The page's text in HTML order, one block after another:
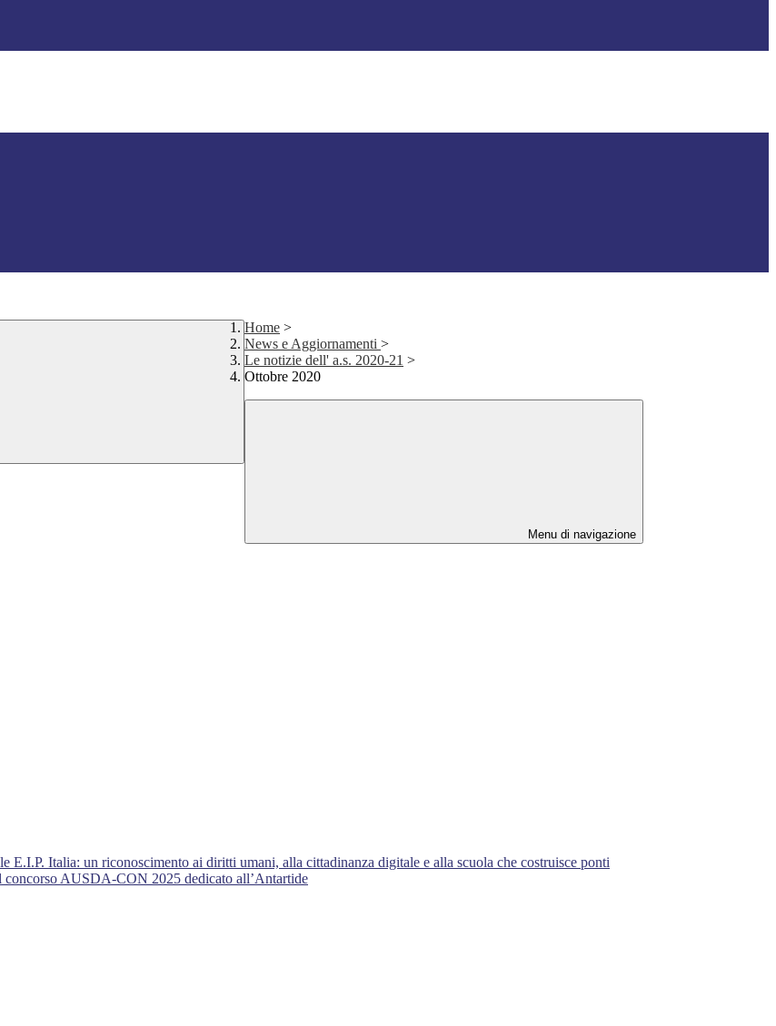
Home >
News e Aggiornamenti >
Le notizie dell' a.s. 2020-21 >
Ottobre 2020
Menu di navigazione
E.I.P. Italia: un riconoscimento ai diritti umani, alla cittadinanza digitale e alla scuola che costruisce ponti
AUSDA-CON 2025 dedicato all’Antartide